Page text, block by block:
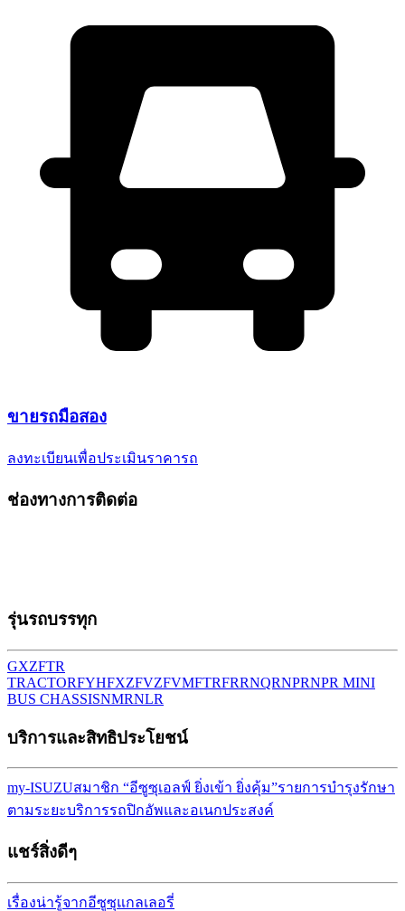
ขายรถมือสอง
ลงทะเบียนเพื่อประเมินราคารถ
ช่องทางการติดต่อ
รุ่นรถบรรทุก
GXZFTR
TRACTORFYHFXZFVZFVMFTRFRRNQRNPRNPR MINI
BUS CHASSISNMRNLR
บริการและสิทธิประโยชน์
my-ISUZUสมาชิก “อีซูซุเอลฟ์ ยิ่งเข้า ยิ่งคุ้ม”รายการบำรุงรักษา
ตามระยะบริการรถปิกอัพและอเนกประสงค์
แชร์สิ่งดีๆ
เรื่องน่ารู้จากอีซูซุแกลเลอรี่